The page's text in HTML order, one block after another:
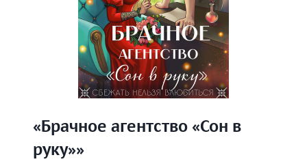
«Брачное агентство «Сон в
руку»»